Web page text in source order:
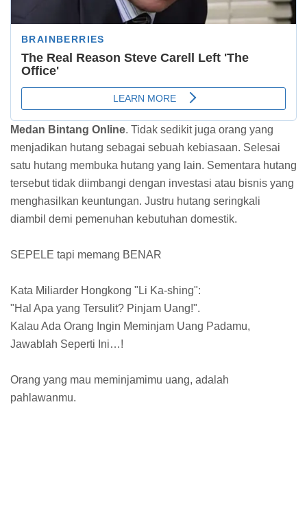
Medan Bintang Online. Tidak sedikit juga orang yang
menjadikan hutang sebagai sebuah kebiasaan. Selesai
satu hutang membuka hutang yang lain. Sementara hutang
tersebut tidak diimbangi dengan investasi atau bisnis yang
menghasilkan keuntungan. Justru hutang seringkali
diambil demi pemenuhan kebutuhan domestik.
SEPELE tapi memang BENAR
Kata Miliarder Hongkong "Li Ka-shing":
"Hal Apa yang Tersulit? Pinjam Uang!".
Kalau Ada Orang Ingin Meminjam Uang Padamu,
Jawablah Seperti Ini…!
Orang yang mau meminjamimu uang, adalah
pahlawanmu.